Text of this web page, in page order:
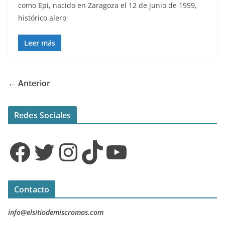
como Epi, nacido en Zaragoza el 12 de junio de 1959,
histórico alero
Leer más
← Anterior
Redes Sociales
Facebook Twitter InstagramTikTok YouTube
Contacto
info@elsitiodemiscromos.com